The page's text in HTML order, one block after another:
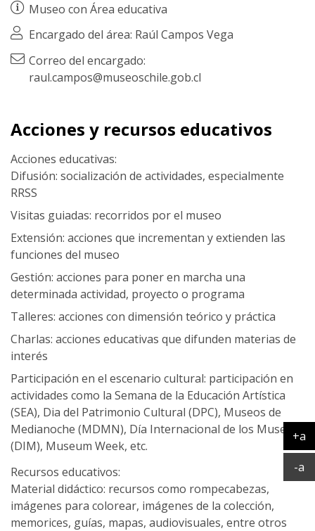
Museo con Área educativa
Encargado del área: Raúl Campos Vega
Correo del encargado:
raul.campos@museoschile.gob.cl
Acciones y recursos educativos
Acciones educativas:
Difusión: socialización de actividades, especialmente
RRSS
Visitas guiadas: recorridos por el museo
Extensión: acciones que incrementan y extienden las
funciones del museo
Gestión: acciones para poner en marcha una
determinada actividad, proyecto o programa
Talleres: acciones con dimensión teórico y práctica
Charlas: acciones educativas que difunden materias de
interés
Participación en el escenario cultural: participación en
actividades como la Semana de la Educación Artística
(SEA), Dia del Patrimonio Cultural (DPC), Museos de
Medianoche (MDMN), Día Internacional de los Museos
(DIM), Museum Week, etc.
Recursos educativos:
Material didáctico: recursos como rompecabezas,
imágenes para colorear, imágenes de la colección,
memorices, guías, mapas, audiovisuales, entre otros
+a
-a